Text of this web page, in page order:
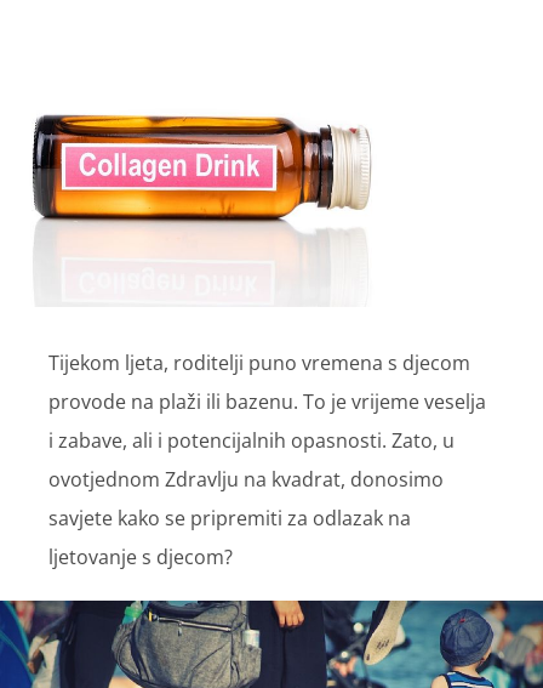
Tijekom ljeta, roditelji puno vremena s djecom
provode na plaži ili bazenu. To je vrijeme veselja
i zabave, ali i potencijalnih opasnosti. Zato, u
ovotjednom Zdravlju na kvadrat, donosimo
savjete kako se pripremiti za odlazak na
ljetovanje s djecom?